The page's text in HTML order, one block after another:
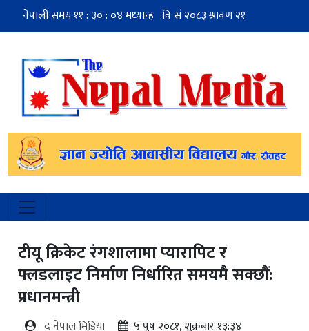
टीयू क्रिकेट रंगशालामा प्यारापिट र
फ्लडलाइट निर्माण निर्धारित समयमै सक्छौं:
प्रधानमन्त्री
द नेपाल मिडिया ५ पुष २०८१, शुक्रबार १३:३४